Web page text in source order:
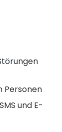
Personen
und E-